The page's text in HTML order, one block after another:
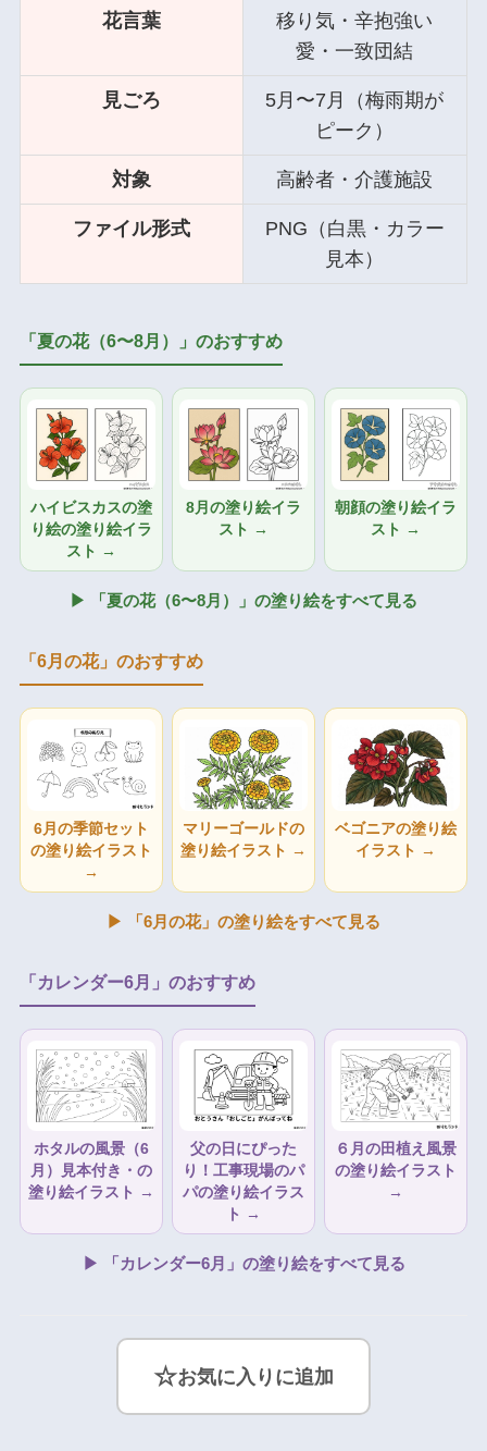
花言葉
移り気・辛抱強い
愛・一致団結
見ごろ
5月〜7月（梅雨期が
ピーク）
対象 高齢者・介護施設
ファイル形式
PNG（白黒・カラー
見本）
「夏の花（6〜8月）」のおすすめ
ハイビスカスの塗
り絵の塗り絵イラ
スト →
8月の塗り絵イラ
スト →
朝顔の塗り絵イラ
スト →
▶ 「夏の花（6〜8月）」の塗り絵をすべて見る
「6月の花」のおすすめ
6月の季節セット
の塗り絵イラスト
→
マリーゴールドの
塗り絵イラスト →
ベゴニアの塗り絵
イラスト →
▶ 「6月の花」の塗り絵をすべて見る
「カレンダー6月」のおすすめ
ホタルの風景（6
月）見本付き・の
塗り絵イラスト →
父の日にぴった
り！工事現場のパ
パの塗り絵イラス
ト →
６月の田植え風景
の塗り絵イラスト
→
▶ 「カレンダー6月」の塗り絵をすべて見る
☆お気に入りに追加